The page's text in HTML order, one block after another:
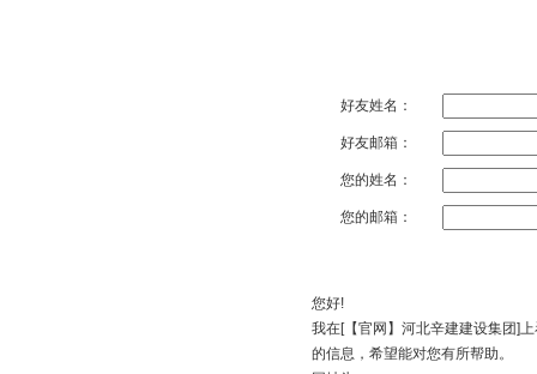
好友姓名：
好友邮箱：
您的姓名：
您的邮箱：
您好!
我在[【官网】河北辛建建设集团]
的信息，希望能对您有所帮助。